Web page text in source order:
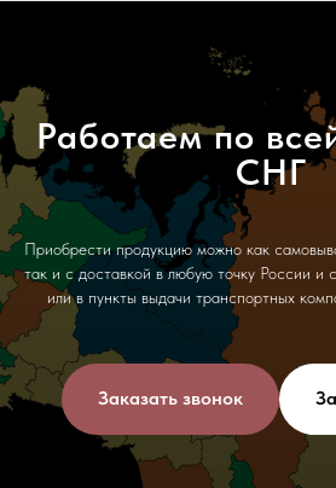
Работаем по
СНГ
Приобрести продукцию можно как
так и с доставкой в любую точку России и
или в пункты выдачи транспортных
Заказать звонок